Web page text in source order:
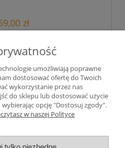
zł
3 4 5 »
konto
umożliwiają poprawne
dostosować ofertę do Twoich
wykorzystanie przez nas
do sklepu lub dostosować użycie
opcję "Dostosuj zgody".
w naszej Polityce